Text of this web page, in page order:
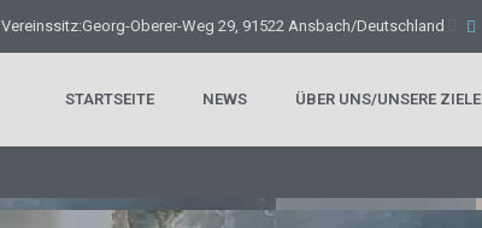
Vereinssitz:Georg-Oberer-Weg 29, 91522 Ansbach/Deutschland
STARTSEITE NEWS ÜBER UNS/UNSERE ZIELE